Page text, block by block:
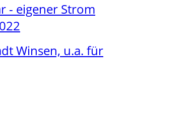
- eigener Strom
Winsen, u.a. für